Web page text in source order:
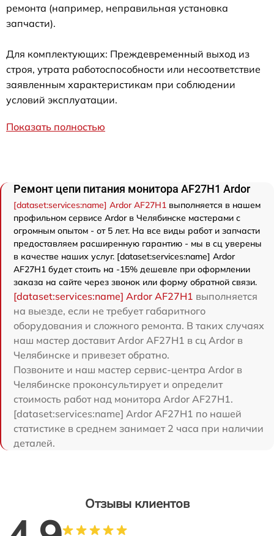
ремонта (например, неправильная установка
запчасти).
Для комплектующих: Преждевременный выход из
строя, утрата работоспособности или несоответствие
заявленным характеристикам при соблюдении
условий эксплуатации.
Показать полностью
Ремонт цепи питания монитора AF27H1 Ardor
[dataset:services:name] Ardor AF27H1 выполняется в нашем
профильном сервисе Ardor в Челябинске мастерами с
огромным опытом - от 5 лет. На все виды работ и запчасти
предоставляем расширенную гарантию - мы в сц уверены
в качестве наших услуг. [dataset:services:name] Ardor
AF27H1 будет стоить на -15% дешевле при оформлении
заказа на сайте через звонок или форму обратной связи.
[dataset:services:name] Ardor AF27H1 выполняется
на выезде, если не требует габаритного
оборудования и сложного ремонта. В таких случаях
наш мастер доставит Ardor AF27H1 в сц Ardor в
Челябинске и привезет обратно.
Позвоните и наш мастер сервис-центра Ardor в
Челябинске проконсультирует и определит
стоимость работ над монитора Ardor AF27H1.
[dataset:services:name] Ardor AF27H1 по нашей
статистике в среднем занимает 2 часа при наличии
деталей.
Отзывы клиентов